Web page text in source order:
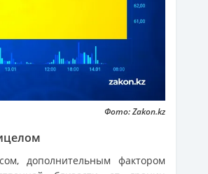
Фото: Zakon.kz
дополнительным фактором